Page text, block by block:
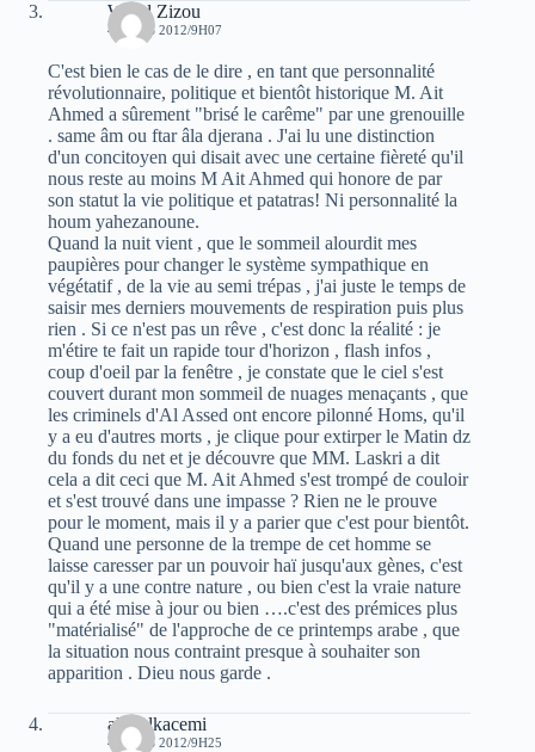
Walid Zizou
4 MARS 2012/9H07
C'est bien le cas de le dire , en tant que personnalité
révolutionnaire, politique et bientôt historique M. Ait
Ahmed a sûrement "brisé le carême" par une grenouille
. same âm ou ftar âla djerana . J'ai lu une distinction
d'un concitoyen qui disait avec une certaine fièreté qu'il
nous reste au moins M Ait Ahmed qui honore de par
son statut la vie politique et patatras! Ni personnalité la
houm yahezanoune.
Quand la nuit vient , que le sommeil alourdit mes
paupières pour changer le système sympathique en
végétatif , de la vie au semi trépas , j'ai juste le temps de
saisir mes derniers mouvements de respiration puis plus
rien . Si ce n'est pas un rêve , c'est donc la réalité : je
m'étire te fait un rapide tour d'horizon , flash infos ,
coup d'oeil par la fenêtre , je constate que le ciel s'est
couvert durant mon sommeil de nuages menaçants , que
les criminels d'Al Assed ont encore pilonné Homs, qu'il
y a eu d'autres morts , je clique pour extirper le Matin dz
du fonds du net et je découvre que MM. Laskri a dit
cela a dit ceci que M. Ait Ahmed s'est trompé de couloir
et s'est trouvé dans une impasse ? Rien ne le prouve
pour le moment, mais il y a parier que c'est pour bientôt.
Quand une personne de la trempe de cet homme se
laisse caresser par un pouvoir haï jusqu'aux gènes, c'est
qu'il y a une contre nature , ou bien c'est la vraie nature
qui a été mise à jour ou bien ….c'est des prémices plus
"matérialisé" de l'approche de ce printemps arabe , que
la situation nous contraint presque à souhaiter son
apparition . Dieu nous garde .
ali belkacemi
4 MARS 2012/9H25